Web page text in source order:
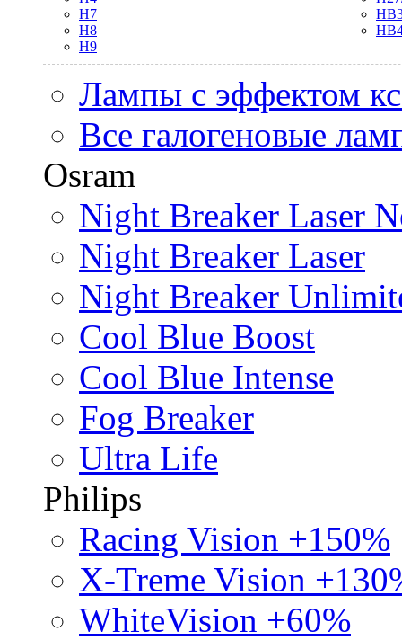
H7
H8
H9
Лампы с эффектом
Все галогеновые
Osram
Night Breaker Laser
Night Breaker Laser
Night Breaker
Cool Blue Boost
Cool Blue Intense
Fog Breaker
Ultra Life
Philips
Racing Vision +150%
X-Treme Vision
WhiteVision +60%